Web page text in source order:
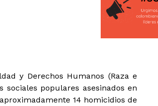
y Derechos Humanos (Raza e
populares asesinados en
14 homicidios de